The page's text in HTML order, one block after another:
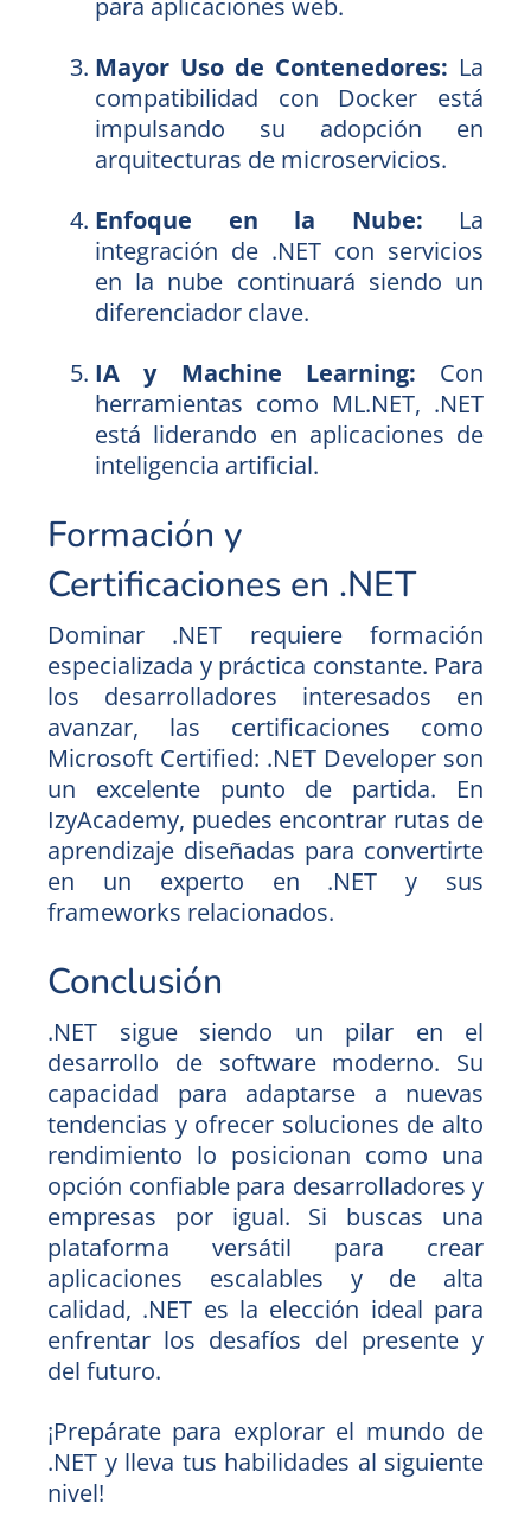
para aplicaciones web.
Mayor Uso de Contenedores: La
compatibilidad con Docker está
impulsando su adopción en
arquitecturas de microservicios.
Enfoque en la Nube: La
integración de .NET con servicios
en la nube continuará siendo un
diferenciador clave.
IA y Machine Learning: Con
herramientas como ML.NET, .NET
está liderando en aplicaciones de
inteligencia artificial.
Formación y
Certificaciones en .NET
Dominar .NET requiere formación
especializada y práctica constante. Para
los desarrolladores interesados en
avanzar, las certificaciones como
Microsoft Certified: .NET Developer son
un excelente punto de partida. En
IzyAcademy, puedes encontrar rutas de
aprendizaje diseñadas para convertirte
en un experto en .NET y sus
frameworks relacionados.
Conclusión
.NET sigue siendo un pilar en el
desarrollo de software moderno. Su
capacidad para adaptarse a nuevas
tendencias y ofrecer soluciones de alto
rendimiento lo posicionan como una
opción confiable para desarrolladores y
empresas por igual. Si buscas una
plataforma versátil para crear
aplicaciones escalables y de alta
calidad, .NET es la elección ideal para
enfrentar los desafíos del presente y
del futuro.
¡Prepárate para explorar el mundo de
.NET y lleva tus habilidades al siguiente
nivel!